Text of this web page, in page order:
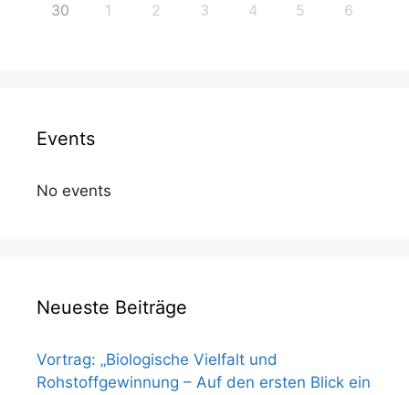
30 1 2 3 4 5 6
Events
No events
Neueste Beiträge
Vortrag: „Biologische Vielfalt und
Rohstoffgewinnung – Auf den ersten Blick ein